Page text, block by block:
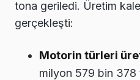
tona geriledi. Üretim
gerçekleşti:
Motorin türleri
milyon 579 bin 378